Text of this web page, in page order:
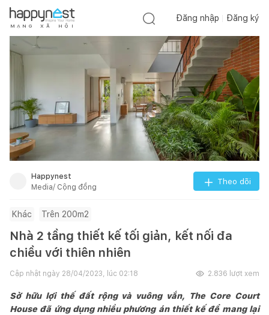
M Ạ N G X Ã H Ộ I
Đăng nhập Đăng ký
Happynest
Media/ Cộng đồng
Theo dõi
Khác Trên 200m2
Nhà 2 tầng thiết kế tối giản, kết nối đa
chiều với thiên nhiên
Cập nhật ngày 28/04/2023, lúc 02:18 2.836 lượt xem
Sở hữu lợi thế đất rộng và vuông vắn, The Core Court
House đã ứng dụng nhiều phương án thiết kế để mang lại